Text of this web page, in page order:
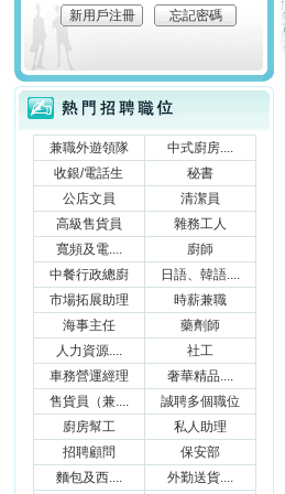
新用戶注冊 忘記密碼
熱門招聘職位
兼職外遊領隊
中式廚房....
收銀/電話生
秘書
公店文員
清潔員
高級售貨員
雜務工人
寬頻及電....
廚師
中餐行政總廚
日語、韓語....
市場拓展助理
時薪兼職
海事主任
藥劑師
人力資源....
社工
車務營運經理
奢華精品....
售貨員（兼....
誠聘多個職位
廚房幫工
私人助理
招聘顧問
保安部
麵包及西....
外勤送貨....